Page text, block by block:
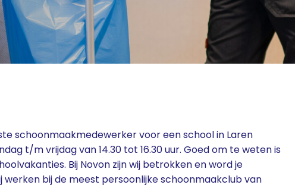
schoonmaakmedewerker voor een school in Laren
t/m vrijdag van 14.30 tot 16.30 uur. Goed om te weten is
Bij Novon zijn wij betrokken en word je
werken bij de meest persoonlijke schoonmaakclub van